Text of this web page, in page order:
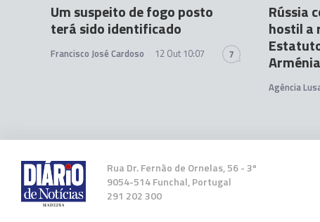
Um suspeito de fogo posto
terá sido identificado
Francisco José Cardoso 12 Out 10:07 7
Rússia
hostil a
Arménia
Agência
Rua Dr. Fernão de Ornelas, 56 - 3º
9054-514 Funchal, Portugal
291 202 300